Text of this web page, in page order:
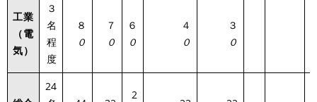
工業
（電
気）
３
名
程
度
８
０
７
０
６
０
４
０
３
０
24
2